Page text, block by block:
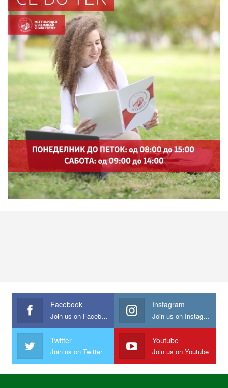
Facebook
Join us on Facebook
Instagram
Join us on Instagram
Twitter
Join us on Twitter
Youtube
Join us on Youtube